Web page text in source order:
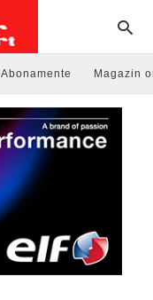
Abonamente Magazin